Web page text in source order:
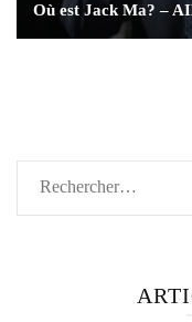
Où est Jack Ma? –
Rechercher :